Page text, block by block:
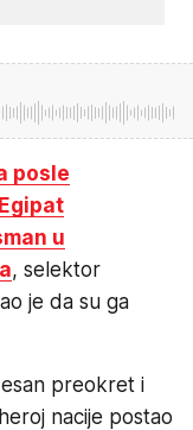
posle
u
, selektor
je da su ga
preokret i
nacije postao